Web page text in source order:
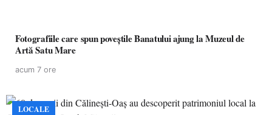
Fotografiile care spun poveștile Banatului ajung la Muzeul de
Artă Satu Mare
acum 7 ore
LOCALE